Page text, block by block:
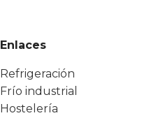
Enlaces
Refrigeración
Frío industrial
Hostelería